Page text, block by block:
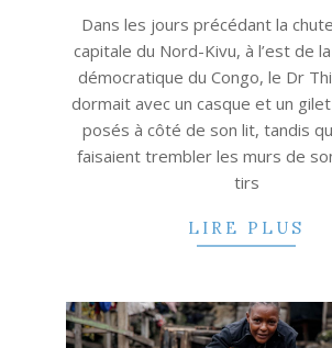
27Dans les jours précédant la
capitale du Nord-Kivu, à l’est de
démocratique du Congo, le Dr
dormait avec un casque et un
posés à côté de son lit, tandis
faisaient trembler les murs de
tirs
LIRE PLUS